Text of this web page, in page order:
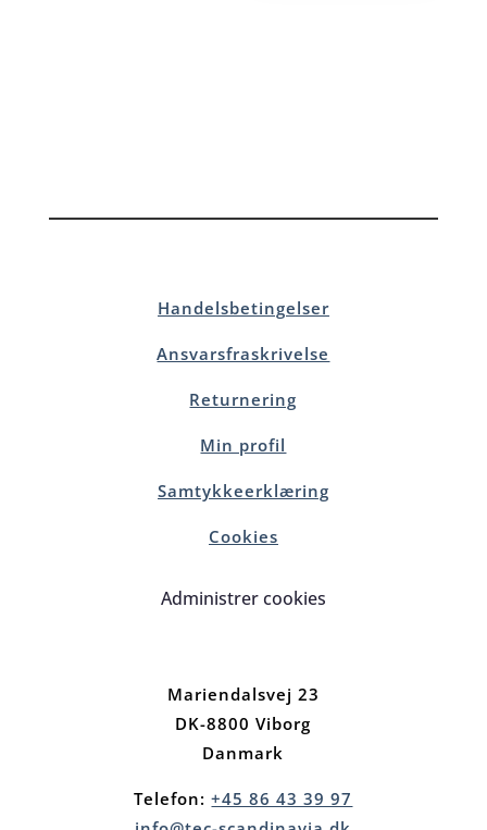
Handelsbetingelser
Ansvarsfraskrivelse
Returnering
Min profil
Samtykkeerklæring
Cookies
Administrer cookies
Mariendalsvej 23
DK-8800 Viborg
Danmark
Telefon:+45 86 43 39 97